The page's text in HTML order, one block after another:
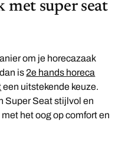
super seat
om je horecazaak
is 2e hands horeca
een uitstekende keuze.
Super Seat stijlvol en
het oog op comfort en